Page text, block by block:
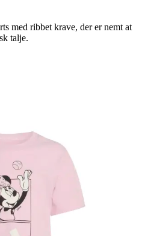
med ribbet krave, der er nemt at
talje.